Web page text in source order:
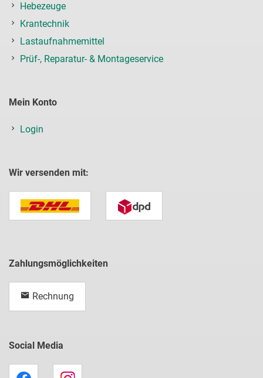
Hebezeuge
Krantechnik
Lastaufnahmemittel
Prüf-, Reparatur- & Montageservice
Mein Konto
Login
Wir versenden mit:
Zahlungsmöglichkeiten
Rechnung
Social Media